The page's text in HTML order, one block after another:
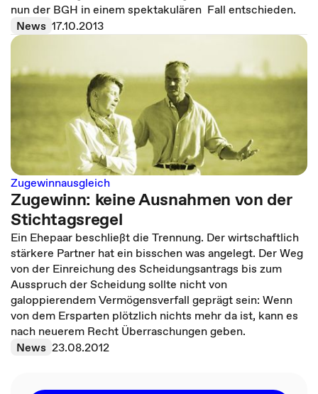
nun der BGH in einem spektakulären Fall entschieden.
News 17.10.2013
Zugewinnausgleich
Zugewinn: keine Ausnahmen von der
Stichtagsregel
Ein Ehepaar beschließt die Trennung. Der wirtschaftlich
stärkere Partner hat ein bisschen was angelegt. Der Weg
von der Einreichung des Scheidungsantrags bis zum
Ausspruch der Scheidung sollte nicht von
galoppierendem Vermögensverfall geprägt sein: Wenn
von dem Ersparten plötzlich nichts mehr da ist, kann es
nach neuerem Recht Überraschungen geben.
News 23.08.2012